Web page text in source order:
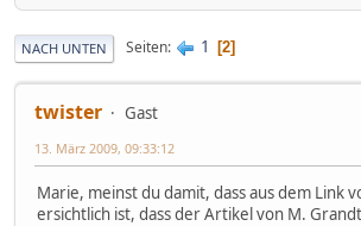
NACH UNTEN Seiten 1 2
twister
Gast
13. März 2009, 09:33:12
Marie, meinst du damit, dass aus dem Link
ersichtlich ist, dass der Artikel von M.